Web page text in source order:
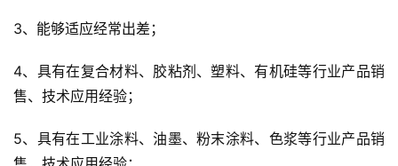
3、能够适应经常出差；
4、具有在复合材料、胶粘剂、塑料、有机硅等行业产品销
售、技术应用经验；
5、具有在工业涂料、油墨、粉末涂料、色浆等行业产品销